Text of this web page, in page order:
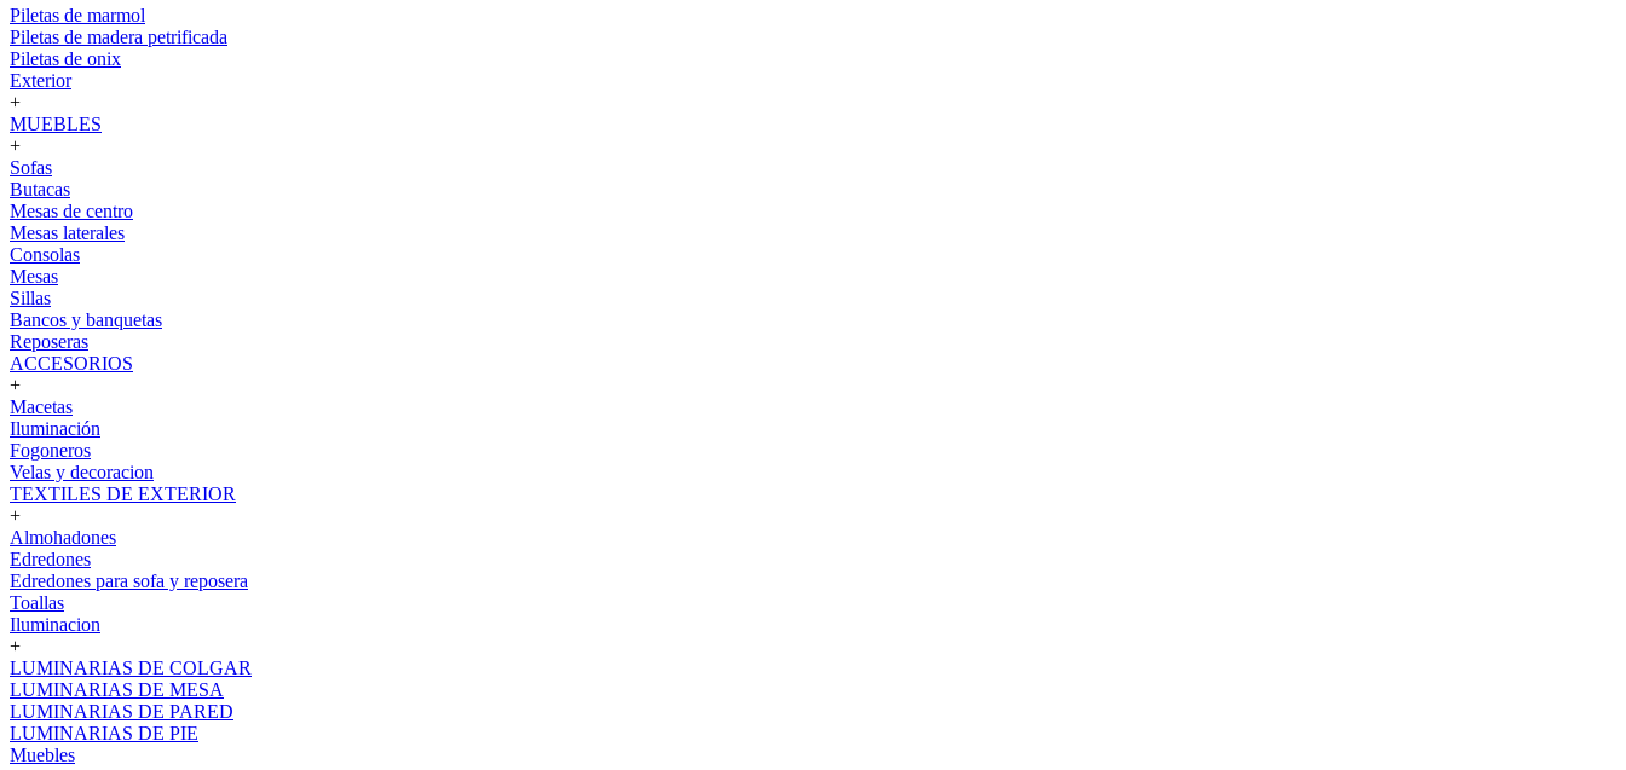
Piletas de marmol
Piletas de madera petrificada
Piletas de onix
Exterior
+
MUEBLES
+
Sofas
Butacas
Mesas de centro
Mesas laterales
Consolas
Mesas
Sillas
Bancos y banquetas
Reposeras
ACCESORIOS
+
Macetas
Iluminación
Fogoneros
Velas y decoracion
TEXTILES DE EXTERIOR
+
Almohadones
Edredones
Edredones para sofa y reposera
Toallas
Iluminacion
+
LUMINARIAS DE COLGAR
LUMINARIAS DE MESA
LUMINARIAS DE PARED
LUMINARIAS DE PIE
Muebles